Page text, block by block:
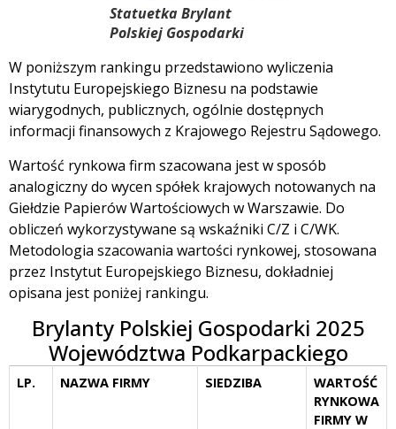
Statuetka Brylant
Polskiej Gospodarki
W poniższym rankingu przedstawiono wyliczenia
Instytutu Europejskiego Biznesu na podstawie
wiarygodnych, publicznych, ogólnie dostępnych
informacji finansowych z Krajowego Rejestru Sądowego.
Wartość rynkowa firm szacowana jest w sposób
analogiczny do wycen spółek krajowych notowanych na
Giełdzie Papierów Wartościowych w Warszawie. Do
obliczeń wykorzystywane są wskaźniki C/Z i C/WK.
Metodologia szacowania wartości rynkowej, stosowana
przez Instytut Europejskiego Biznesu, dokładniej
opisana jest poniżej rankingu.
Brylanty Polskiej Gospodarki 2025
Województwa Podkarpackiego
LP. NAZWA FIRMY SIEDZIBA
WARTOŚĆ
RYNKOWA
FIRMY W